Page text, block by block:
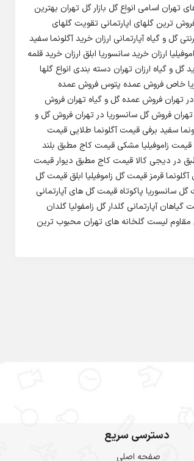
تهران اسامی انواع گل بازار گل تهران بهترین
ترین گلهای اپارتمانی تقویت گلهای
گل و گیاه آپارتمانی ارزان خرید آگلونما سفید
ارزان خرید سانسوریا ابلق ارزان خرید قلمه
و گیاه ارزان تهران دسته بندی انواع گلها
خاص فروش عمده پتوس فروش عمده
تهران فروش عمده گل و گیاه تهران فروش
فروش گل سانسوریا در تهران فروش گل و
سفید برفی قیمت آگلونما طلایی قیمت
زاموفیلیا مشکی قیمت کاج مطبق بلند
در دیجی کالا قیمت کاج مطبق دیوار قیمت
قرمز قیمت گل زاموفیلیا ابلق قیمت گل
سانسوریا پاکوتاه قیمت گل های آپارتمانی
آپارتمانی گلدار گل زامفولیا گلدان
مقاوم لیست گلخانه های تهران محبوب ترین
دسترسی سریع
صفحه اصلی